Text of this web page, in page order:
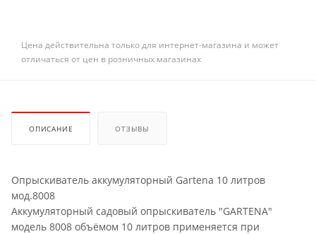
Цена действительна только для интернет-магазина и может
отличаться от цен в розничных магазинах
ОПИСАНИЕ ОТЗЫВЫ
Опрыскиватель аккумуляторный Gartena 10 литров
мод.8008
Аккумуляторный садовый опрыскиватель "GARTENA"
модель 8008 объёмом 10 литров применяется при